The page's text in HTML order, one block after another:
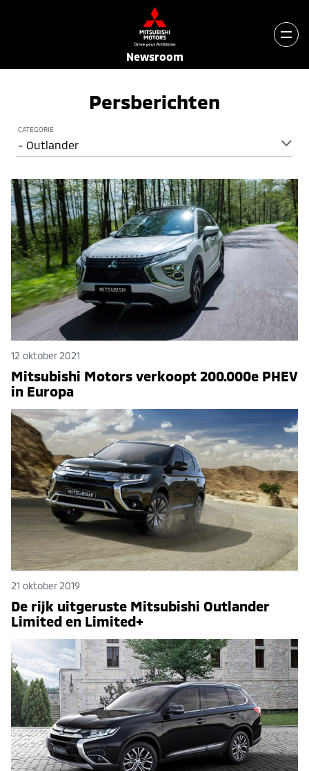
Newsroom
Persberichten
CATEGORIE
12 oktober 2021
Mitsubishi Motors verkoopt 200.000e PHEV
in Europa
21 oktober 2019
De rijk uitgeruste Mitsubishi Outlander
Limited en Limited+